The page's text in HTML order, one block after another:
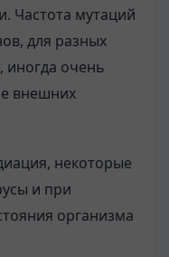
Частота мутаций
для разных
иногда очень
внешних
некоторые
и при
организма